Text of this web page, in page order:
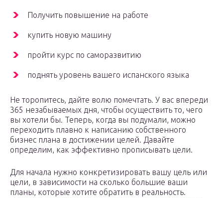
Получить повышение на работе
купить новую машину
пройти курс по саморазвитию
поднять уровень вашего испанского языка
Не торопитесь, дайте волю помечтать. У вас впереди
365 незабываемых дня, чтобы осуществить то, чего
вы хотели бы. Теперь, когда вы подумали, можно
переходить плавно к написанию собственного
бизнес плана в достижении целей. Давайте
определим, как эффективно прописывать цели.
Для начала нужно конкретизировать вашу цель или
цели, в зависимости на сколько большие ваши
планы, которые хотите обратить в реальность.